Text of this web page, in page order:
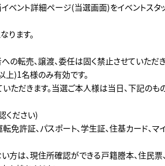
ベント詳細ページ(当選画面)をイベントスタ
ります。
転売、譲渡、委任は固く禁止させていただき
)1名様のみ有効です。
だきます。当選ご本人様は当日、下記のも
ください)
許証、パスポート、学生証、住基カード、マ
は、現住所確認ができる戸籍謄本、住民票